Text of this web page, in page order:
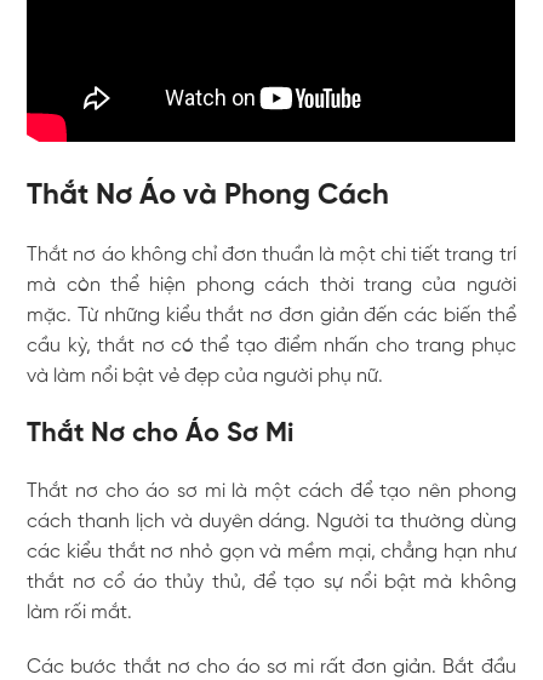
Thắt Nơ Áo và Phong Cách
Thắt nơ áo không chỉ đơn thuần là một chi tiết trang trí
mà còn thể hiện phong cách thời trang của người
mặc. Từ những kiểu thắt nơ đơn giản đến các biến thể
cầu kỳ, thắt nơ có thể tạo điểm nhấn cho trang phục
và làm nổi bật vẻ đẹp của người phụ nữ.
Thắt Nơ cho Áo Sơ Mi
Thắt nơ cho áo sơ mi là một cách để tạo nên phong
cách thanh lịch và duyên dáng. Người ta thường dùng
các kiểu thắt nơ nhỏ gọn và mềm mại, chẳng hạn như
thắt nơ cổ áo thủy thủ, để tạo sự nổi bật mà không
làm rối mắt.
Các bước thắt nơ cho áo sơ mi rất đơn giản. Bắt đầu